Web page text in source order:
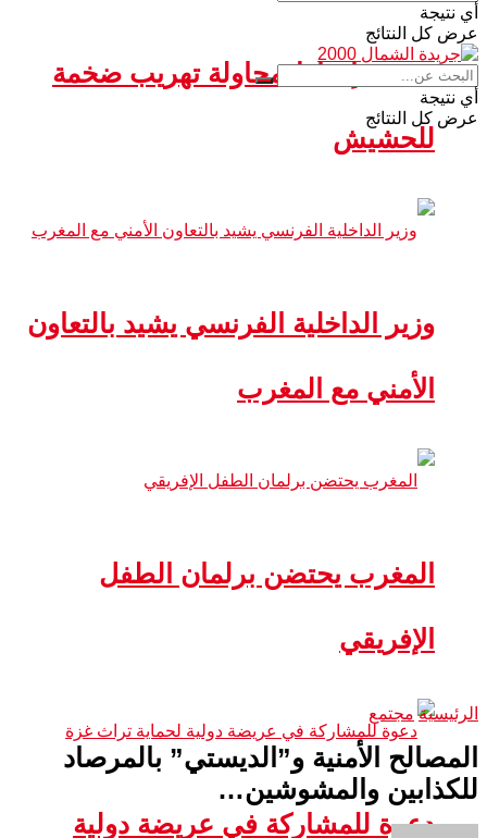
سبتة.. إحباط محاولة تهريب ضخمة
للحشيش
وزير الداخلية الفرنسي يشيد بالتعاون
الأمني مع المغرب
المغرب يحتضن برلمان الطفل
الإفريقي
دعوة للمشاركة في عريضة دولية
أي نتيجة
عرض كل النتائج
أي نتيجة
عرض كل النتائج
الرئيسية مجتمع
المصالح الأمنية و”الديستي” بالمرصاد
للكذابين والمشوشين…